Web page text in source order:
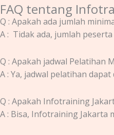
FAQ tentang
Q : Apakah ada jumlah
A : Tidak ada, jumlah
Q : Apakah jadwal Pelatihan
A : Ya, jadwal pelatihan
Q : Apakah Infotraining
A : Bisa, Infotraining Jakarta